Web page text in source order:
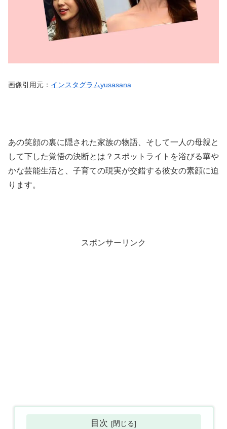
画像引用元： インスタグラムyusasana
あの笑顔の裏に隠された家族の物語、そして一人の母親と
して下した覚悟の決断とは？スポットライトを浴びる華や
かな芸能生活と、子育ての現実が交錯する彼女の素顔に迫
ります。
スポンサーリンク
目次